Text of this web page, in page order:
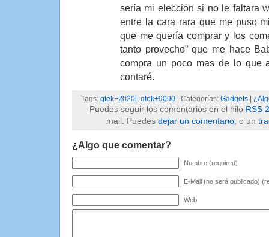
sería mi elección si no le faltara
entre la cara rara que me puso
que me quería comprar y los
tanto provecho” que me hace
compra un poco mas de lo que
contaré.
Tags: qtek+2020i, qtek+9090 | Categorías: Gadgets
Puedes seguir los comentarios en el hilo RSS
mail. Puedes dejar un comentario , o un
¿Algo que comentar?
Nombre (required)
E-Mail (no será publicado)
Web